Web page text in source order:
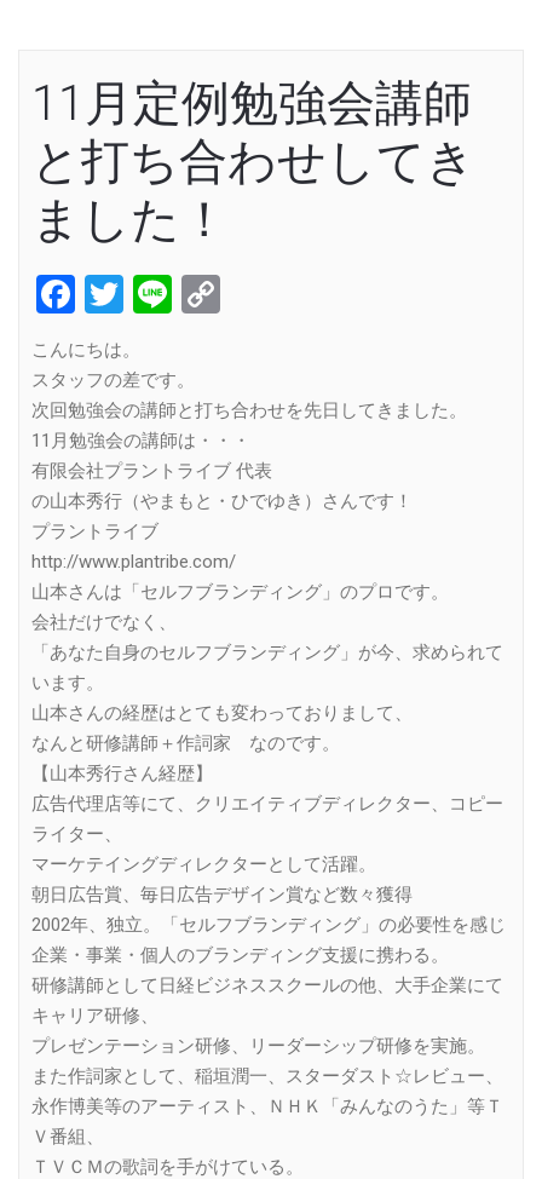
11月定例勉強会講師
と打ち合わせしてき
ました！
Facebook
Twitter
Line
こんにちは。
スタッフの差です。
次回勉強会の講師と打ち合わせを先日してきました。
11月勉強会の講師は・・・
有限会社プラントライブ 代表
の山本秀行（やまもと・ひでゆき）さんです！
プラントライブ
http://www.plantribe.com/
山本さんは「セルフブランディング」のプロです。
会社だけでなく、
「あなた自身のセルフブランディング」が今、求められて
います。
山本さんの経歴はとても変わっておりまして、
なんと研修講師＋作詞家 なのです。
【山本秀行さん経歴】
広告代理店等にて、クリエイティブディレクター、コピー
ライター、
マーケテイングディレクターとして活躍。
朝日広告賞、毎日広告デザイン賞など数々獲得
2002年、独立。「セルフブランディング」の必要性を感じ
企業・事業・個人のブランディング支援に携わる。
研修講師として日経ビジネススクールの他、大手企業にて
キャリア研修、
プレゼンテーション研修、リーダーシップ研修を実施。
また作詞家として、稲垣潤一、スターダスト☆レビュー、
永作博美等のアーティスト、ＮＨＫ「みんなのうた」等Ｔ
Ｖ番組、
ＴＶＣＭの歌詞を手がけている。